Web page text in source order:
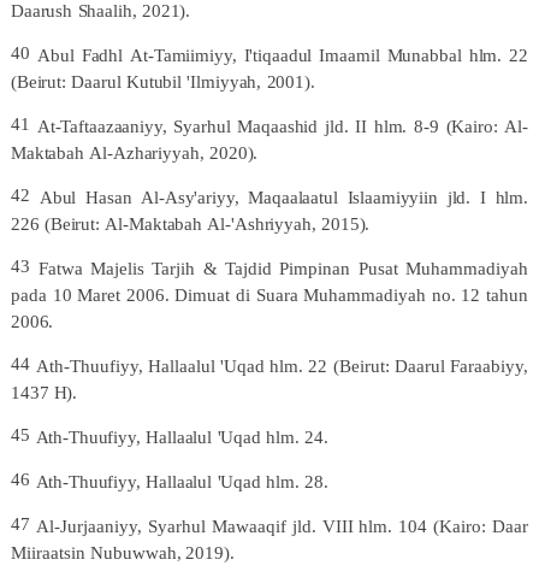
Daarush Shaalih, 2021).
40 Abul Fadhl At-Tamiimiyy, I'tiqaadul Imaamil Munabbal hlm. 22
(Beirut: Daarul Kutubil 'Ilmiyyah, 2001).
41 At-Taftaazaaniyy, Syarhul Maqaashid jld. II hlm. 8-9 (Kairo: Al-
Maktabah Al-Azhariyyah, 2020).
42 Abul Hasan Al-Asy'ariyy, Maqaalaatul Islaamiyyiin jld. I hlm.
226 (Beirut: Al-Maktabah Al-'Ashriyyah, 2015).
43 Fatwa Majelis Tarjih & Tajdid Pimpinan Pusat Muhammadiyah
pada 10 Maret 2006. Dimuat di Suara Muhammadiyah no. 12 tahun
2006.
44 Ath-Thuufiyy, Hallaalul 'Uqad hlm. 22 (Beirut: Daarul Faraabiyy,
1437 H).
45 Ath-Thuufiyy, Hallaalul 'Uqad hlm. 24.
46 Ath-Thuufiyy, Hallaalul 'Uqad hlm. 28.
47 Al-Jurjaaniyy, Syarhul Mawaaqif jld. VIII hlm. 104 (Kairo: Daar
Miiraatsin Nubuwwah, 2019).